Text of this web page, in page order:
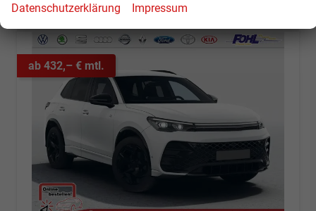
ab 432,– € mtl.
Datenschutzerklärung Impressum